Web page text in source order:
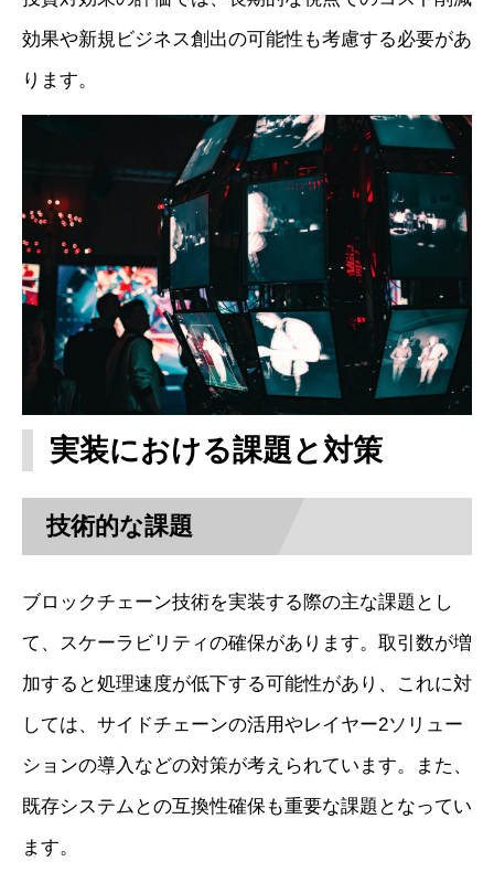
効果や新規ビジネス創出の可能性も考慮する必要があ
ります。
実装における課題と対策
技術的な課題
ブロックチェーン技術を実装する際の主な課題とし
て、スケーラビリティの確保があります。取引数が増
加すると処理速度が低下する可能性があり、これに対
しては、サイドチェーンの活用やレイヤー2ソリュー
ションの導入などの対策が考えられています。また、
既存システムとの互換性確保も重要な課題となってい
ます。